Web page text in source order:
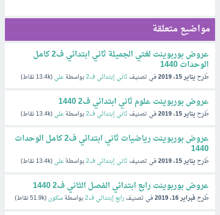
مواضيع متعلقة
عروض بوربوينت لغتي الجميلة ثاني ابتدائي ف2 كامل
الوحدات 1440
طُرِحيناير 15، 2019 في تصنيف ثاني إبتدائي ف2 بواسطةعلي(
13.4kنقاط)
عروض بوربوينت علوم ثاني ابتدائي ف2 1440
طُرِحيناير 15، 2019 في تصنيف ثاني إبتدائي ف2 بواسطةعلي(
13.4kنقاط)
عروض بوربوينت رياضيات ثاني ابتدائي ف2 كامل الوحدات
1440
طُرِحيناير 15، 2019 في تصنيف ثاني إبتدائي ف2 بواسطةعلي(
13.4kنقاط)
عروض بوربوينت رابع ابتدائي الفصل الثاني ف2 1440
طُرِحفبراير 16، 2019 في تصنيفرابع إبتدائي ف2 بواسطةسكون(
51.9kنقاط)